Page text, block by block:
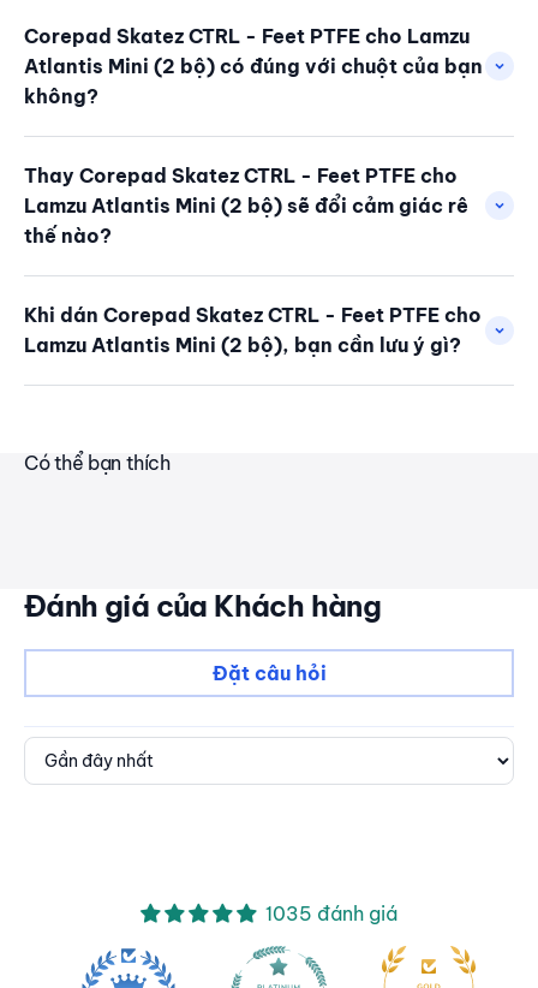
Corepad Skatez CTRL - Feet PTFE cho Lamzu
Atlantis Mini (2 bộ) có đúng với chuột của bạn
không?
Thay Corepad Skatez CTRL - Feet PTFE cho
Lamzu Atlantis Mini (2 bộ) sẽ đổi cảm giác rê
thế nào?
Khi dán Corepad Skatez CTRL - Feet PTFE cho
Lamzu Atlantis Mini (2 bộ), bạn cần lưu ý gì?
Có thể bạn thích
Đánh giá của Khách hàng
Đặt câu hỏi
Sort by
1035 đánh giá